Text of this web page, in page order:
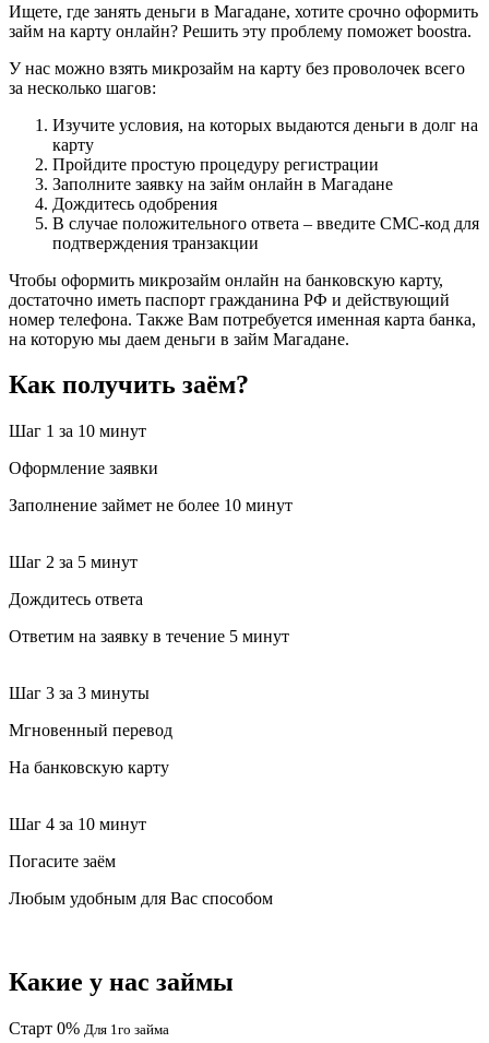
Ищете, где занять деньги в Магадане, хотите срочно оформить
займ на карту онлайн? Решить эту проблему поможет boostra.
У нас можно взять микрозайм на карту без проволочек всего
за несколько шагов:
Изучите условия, на которых выдаются деньги в долг на
карту
Пройдите простую процедуру регистрации
Заполните заявку на займ онлайн в Магадане
Дождитесь одобрения
В случае положительного ответа – введите СМС-код для
подтверждения транзакции
Чтобы оформить микрозайм онлайн на банковскую карту,
достаточно иметь паспорт гражданина РФ и действующий
номер телефона. Также Вам потребуется именная карта банка,
на которую мы даем деньги в займ Магадане.
Как получить заём?
Шаг 1 за 10 минут
Оформление заявки
Заполнение займет не более 10 минут
Шаг 2 за 5 минут
Дождитесь ответа
Ответим на заявку в течение 5 минут
Шаг 3 за 3 минуты
Мгновенный перевод
На банковскую карту
Шаг 4 за 10 минут
Погасите заём
Любым удобным для Вас способом
Какие у нас займы
Старт 0% Для 1го займа